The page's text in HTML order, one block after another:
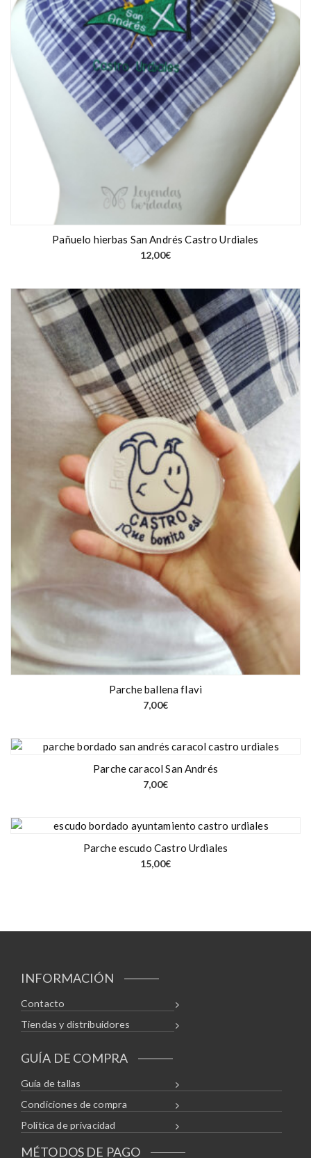
Pañuelo hierbas San Andrés Castro Urdiales
12,00€
Parche ballena flavi
7,00€
Parche caracol San Andrés
7,00€
Parche escudo Castro Urdiales
15,00€
INFORMACIÓN
Contacto
Tiendas y distribuidores
GUÍA DE COMPRA
Guía de tallas
Condiciones de compra
Política de privacidad
MÉTODOS DE PAGO